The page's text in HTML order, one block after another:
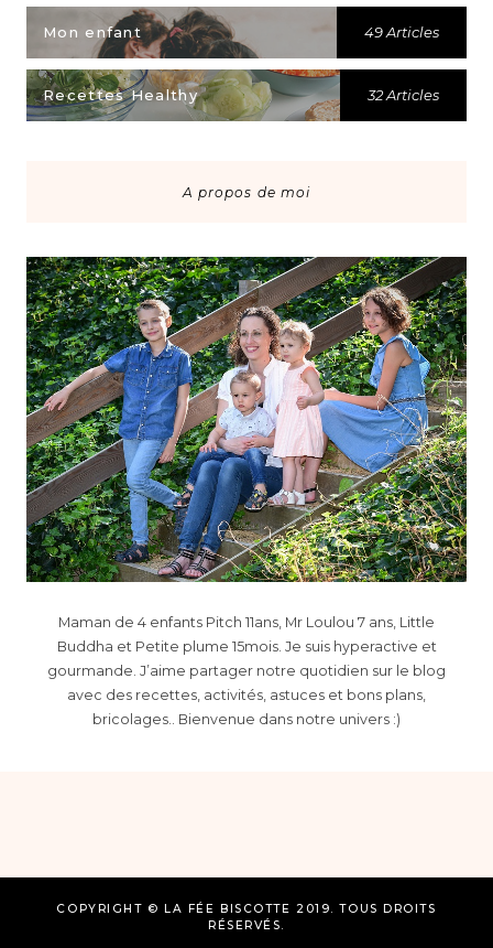
Mon enfant 49 Articles
Recettes Healthy 32 Articles
A propos de moi
Maman de 4 enfants Pitch 11ans, Mr Loulou 7 ans, Little
Buddha et Petite plume 15mois. Je suis hyperactive et
gourmande. J’aime partager notre quotidien sur le blog
avec des recettes, activités, astuces et bons plans,
bricolages.. Bienvenue dans notre univers :)
COPYRIGHT © LA FÉE BISCOTTE 2019. TOUS DROITS
RÉSERVÉS.